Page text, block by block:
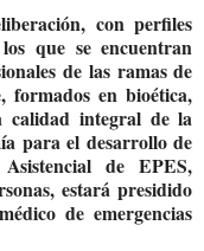
con perfiles
que se encuentran
de las ramas de
formados en bioética,
integral de la
para el desarrollo de
de EPES,
estará presidido
de emergencias